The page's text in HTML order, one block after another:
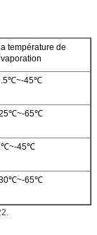
température de
45℃
65℃
45℃
65℃